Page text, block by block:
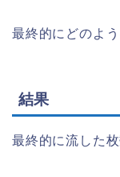
最終的にどのよ
結果
最終的に流した